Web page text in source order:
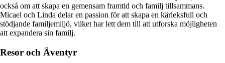
också om att skapa en gemensam framtid och familj tillsammans.
Micael och Linda delar en passion för att skapa en kärleksfull och
stödjande familjemiljö, vilket har lett dem till att utforska möjligheten
att expandera sin familj.
Resor och Äventyr